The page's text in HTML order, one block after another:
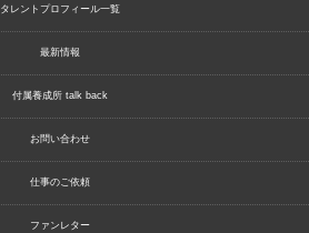
タレントプロフィール一覧
最新情報
付属養成所 talk back
お問い合わせ
仕事のご依頼
ファンレター